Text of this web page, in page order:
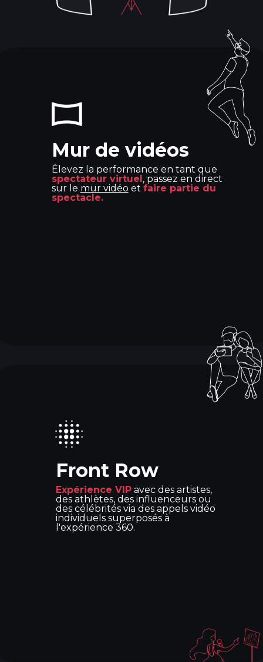
Mur de vidéos
Élevez la performance en tant que
spectateur virtuel, passez en direct
sur le mur vidéo et faire partie du
spectacle.
Front Row
Expérience VIPavec des artistes,
des athlètes, des influenceurs ou
des célébrités via des appels vidéo
individuels superposés à
l'expérience 360.